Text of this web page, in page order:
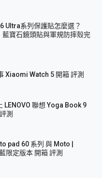
Ultra系列保護貼怎麼選？
寶石鏡頭貼與軍規防摔殼完
Xiaomi Watch 5 開箱 評測
LENOVO 聯想 Yoga Book 9
測
pad 60 系列 與 Moto |
限定版本 開箱 評測